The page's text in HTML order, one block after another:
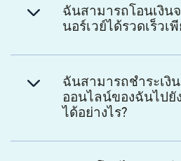
ฉันสามารถโอนเงิน
นอร์เวย์ได้รวดเร็วเพี
ฉันสามารถชำระเงิ
ออนไลน์ของฉันไปยั
ได้อย่างไร?